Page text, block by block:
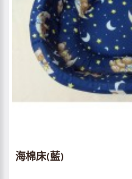
海棉床(藍)